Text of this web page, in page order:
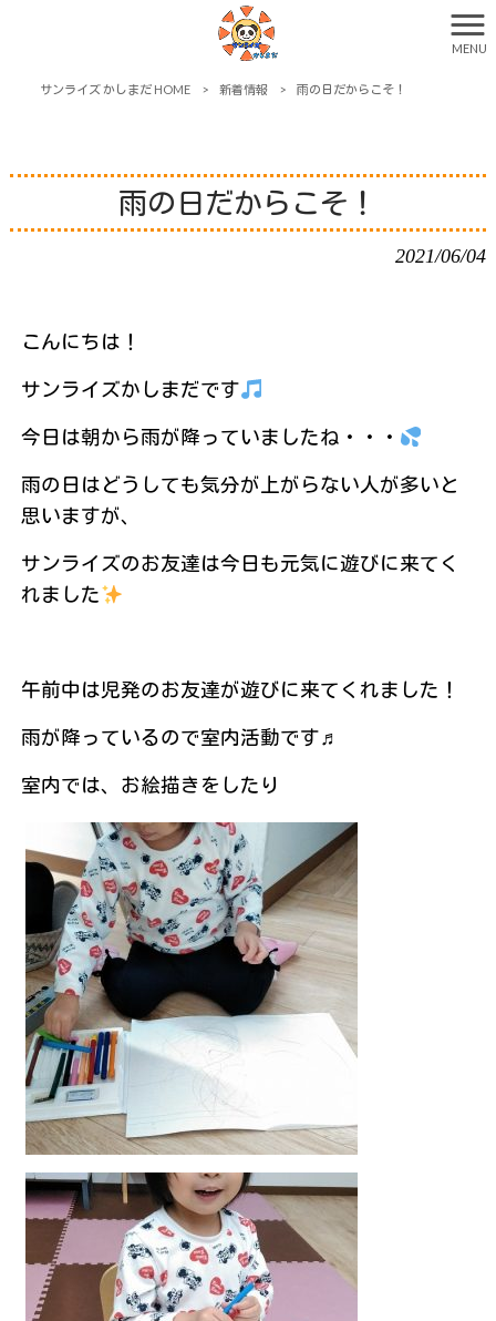
MENU
サンライズ かしまだ HOME > 新着情報 > 雨の日だからこそ！
雨の日だからこそ！
2021/06/04
こんにちは！
サンライズかしまだです
今日は朝から雨が降っていましたね・・・
雨の日はどうしても気分が上がらない人が多いと
思いますが、
サンライズのお友達は今日も元気に遊びに来てく
れました
午前中は児発のお友達が遊びに来てくれました！
雨が降っているので室内活動です♬
室内では、お絵描きをしたり